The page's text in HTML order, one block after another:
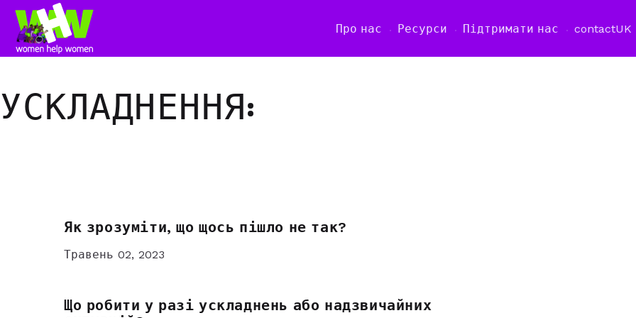
Про нас Ресурси Підтримати нас contactUK
УСКЛАДНЕННЯ:
Як зрозуміти, що щось пішло не так?
Травень 02, 2023
Що робити у разі ускладнень або надзвичайних